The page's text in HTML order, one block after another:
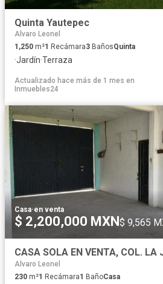
Quinta Yautepec
Alvaro Leonel
1,250 m²1 Recámara3 BañosQuinta
·Jardín·Terraza
Actualizado hace más de 1 mes en
Inmuebles24
Casa·en venta
$ 2,200,000 MXN$ 9,565
Alvaro Leonel
230 m²1 Recámara1 BañoCasa